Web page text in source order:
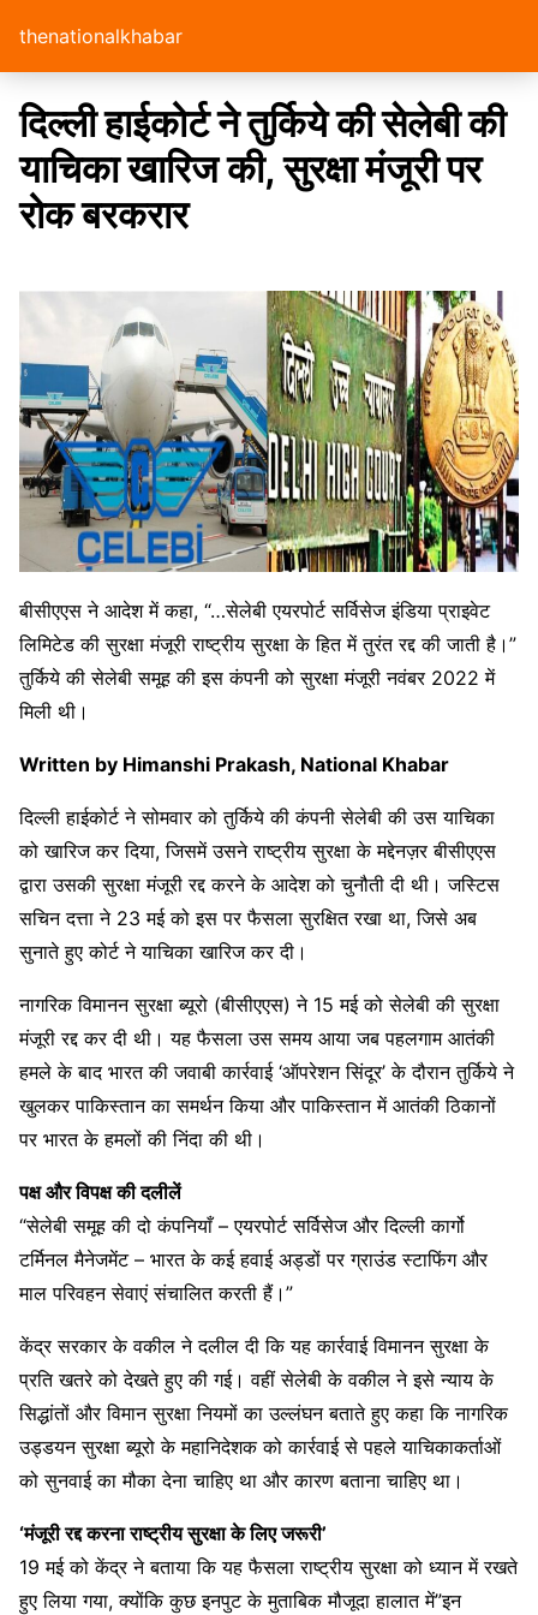
thenationalkhabar
दिल्ली हाईकोर्ट ने तुर्किये की सेलेबी की
याचिका खारिज की, सुरक्षा मंजूरी पर
रोक बरकरार
बीसीएएस ने आदेश में कहा, “…सेलेबी एयरपोर्ट सर्विसेज इंडिया प्राइवेट
लिमिटेड की सुरक्षा मंजूरी राष्ट्रीय सुरक्षा के हित में तुरंत रद्द की जाती है।”
तुर्किये की सेलेबी समूह की इस कंपनी को सुरक्षा मंजूरी नवंबर 2022 में
मिली थी।
Written by Himanshi Prakash, National Khabar
दिल्ली हाईकोर्ट ने सोमवार को तुर्किये की कंपनी सेलेबी की उस याचिका
को खारिज कर दिया, जिसमें उसने राष्ट्रीय सुरक्षा के मद्देनज़र बीसीएएस
द्वारा उसकी सुरक्षा मंजूरी रद्द करने के आदेश को चुनौती दी थी। जस्टिस
सचिन दत्ता ने 23 मई को इस पर फैसला सुरक्षित रखा था, जिसे अब
सुनाते हुए कोर्ट ने याचिका खारिज कर दी।
नागरिक विमानन सुरक्षा ब्यूरो (बीसीएएस) ने 15 मई को सेलेबी की सुरक्षा
मंजूरी रद्द कर दी थी। यह फैसला उस समय आया जब पहलगाम आतंकी
हमले के बाद भारत की जवाबी कार्रवाई ‘ऑपरेशन सिंदूर’ के दौरान तुर्किये ने
खुलकर पाकिस्तान का समर्थन किया और पाकिस्तान में आतंकी ठिकानों
पर भारत के हमलों की निंदा की थी।
पक्ष और विपक्ष की दलीलें
“सेलेबी समूह की दो कंपनियाँ – एयरपोर्ट सर्विसेज और दिल्ली कार्गो
टर्मिनल मैनेजमेंट – भारत के कई हवाई अड्डों पर ग्राउंड स्टाफिंग और
माल परिवहन सेवाएं संचालित करती हैं।”
केंद्र सरकार के वकील ने दलील दी कि यह कार्रवाई विमानन सुरक्षा के
प्रति खतरे को देखते हुए की गई। वहीं सेलेबी के वकील ने इसे न्याय के
सिद्धांतों और विमान सुरक्षा नियमों का उल्लंघन बताते हुए कहा कि नागरिक
उड्डयन सुरक्षा ब्यूरो के महानिदेशक को कार्रवाई से पहले याचिकाकर्ताओं
को सुनवाई का मौका देना चाहिए था और कारण बताना चाहिए था।
‘मंजूरी रद्द करना राष्ट्रीय सुरक्षा के लिए जरूरी’
19 मई को केंद्र ने बताया कि यह फैसला राष्ट्रीय सुरक्षा को ध्यान में रखते
हुए लिया गया, क्योंकि कुछ इनपुट के मुताबिक मौजूदा हालात में”इन